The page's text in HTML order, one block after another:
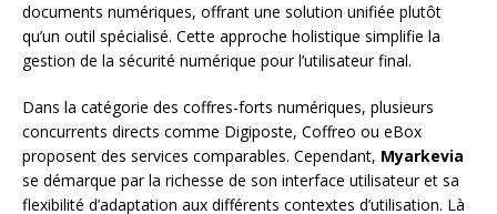
documents numériques, offrant une solution unifiée plutôt
qu’un outil spécialisé. Cette approche holistique simplifie la
gestion de la sécurité numérique pour l’utilisateur final.
Dans la catégorie des coffres-forts numériques, plusieurs
concurrents directs comme Digiposte, Coffreo ou eBox
proposent des services comparables. Cependant, Myarkevia
se démarque par la richesse de son interface utilisateur et sa
flexibilité d’adaptation aux différents contextes d’utilisation. Là